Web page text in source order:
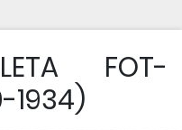
FOT-
1934)